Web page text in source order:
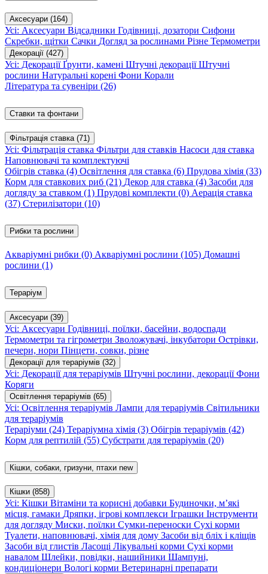
Аксесуари (164)
Усі: Аксесуари Відсадники Годівниці, дозатори Сифони
Скребки, щітки Сачки Догляд за рослинами Різне Термометри
Декорації (427)
Усі: ДекораціїҐрунти, камені Штучні декораціїШтучні
рослини Натуральні корені Фони Корали
Література та сувеніри (26)
Ставки та фонтани
Фільтрація ставка (71)
Усі: Фільтрація ставка Фільтри для ставків Насоси для ставка
Наповнювачі та комплектуючі
Обігрів ставка (4) Освітлення для ставка (6) Прудова хімія (33)
Корм для ставкових риб (21) Декор для ставка (4) Засоби для
догляду за ставком (1) Прудові комплекти (0) Аерація ставка
(37) Стерилізатори (10)
Рибки та рослини
Акваріумні рибки (0) Акваріумні рослини (105) Домашні
рослини (1)
Тераріум
Аксесуари (39)
Усі: Аксесуари Годівниці, поїлки, басейни, водоспади
Термометри та гігрометри Зволожувачі, інкубатори Острівки,
печери, нори Пінцети, совки, різне
Декорації для тераріумів (32)
Усі: Декорації для тераріумів Штучні рослини, декораціїФони
Коряги
Освітлення тераріумів (65)
Усі: Освітлення тераріумів Лампи для тераріумів Світильники
для тераріумів
Тераріуми (24) Тераріумна хімія (3) Обігрів тераріумів (42)
Корм для рептилій (55) Субстрати для тераріумів (20)
Кішки, собаки, гризуни, птахи new
Кішки (858)
Усі: Кішки Вітаміни та корисні добавки Будиночки, м’які
місця, гамаки Дряпки, ігрові комплекси Іграшки Інструменти
для догляду Миски, поїлки Сумки-переноски Сухі корми
Туалети, наповнювачі, хімія для дому Засоби від бліх і кліщів
Засоби від глистів Ласощі Лікувальні корми Сухі корми
навалом Шлейки, повідки, нашийники Шампуні,
кондиціонери Вологі корми Ветеринарні препарати